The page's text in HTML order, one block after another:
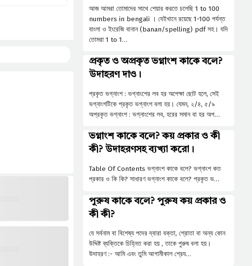
আজ আমরা তোমাদের সাথে শেয়ার করতে চলেছি 1 to 100
numbers in bengali । যেইখানে রয়েছে 1-100 পর্যন্ত
বাংলা ও ইংরেজি বানান (banan/spelling) pdf সহ। যদি
তোমরা 1 to 1…
প্রকৃত ও অপ্রকৃত ভগ্নাংশ কাকে বলে?
উদাহরণ দাও।
প্রকৃত ভগ্নাংশ : ভগ্নাংশের লব হর অপেক্ষা ছােট হলে, সেই
ভগ্নাংশটিকে প্রকৃত ভগ্নাংশ বলা হয়। যেমন, ২/৪, ৫/৯
অপ্রকৃত ভগ্নাংশ : ভগ্নাংশের লব, হরের সমান বা হর অপ…
ভগ্নাংশ কাকে বলে? কয় প্রকার ও কী
কী? উদাহরণসহ ব্যখ্যা করো।
Table Of Contents ভগ্নাংশ কাকে বলে? ভগ্নাংশ কত
প্রকার ও কি কি? সাধারণ ভগ্নাংশ কাকে বলে? প্রকৃত ভ…
পুরুষ কাকে বলে? পুরুষ কয় প্রকার ও
কী কী?
যে সর্বনাম বা বিশেষ্য পদের দ্বারা বক্তা, শ্রোতা বা অন্য কোন
উদ্দিষ্ট ব্যক্তিকে চিহ্নিত করা হয় , তাকে পুরুষ বলা হয়।
উদাহরণ :- আমি এবং তুমি আগামীকাল শ্রেয…